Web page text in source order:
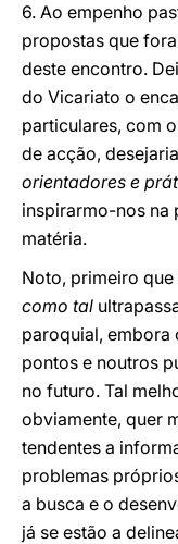
6. Ao empenho
propostas que
deste encontro.
do Vicariato o
particulares, com
de acção,
orientadores e
inspirarmo-nos na
matéria.
Noto, primeiro
como tal
paroquial, embora
pontos e noutros
no futuro. Tal
obviamente, quer
tendentes a
problemas
a busca e o
já se estão a